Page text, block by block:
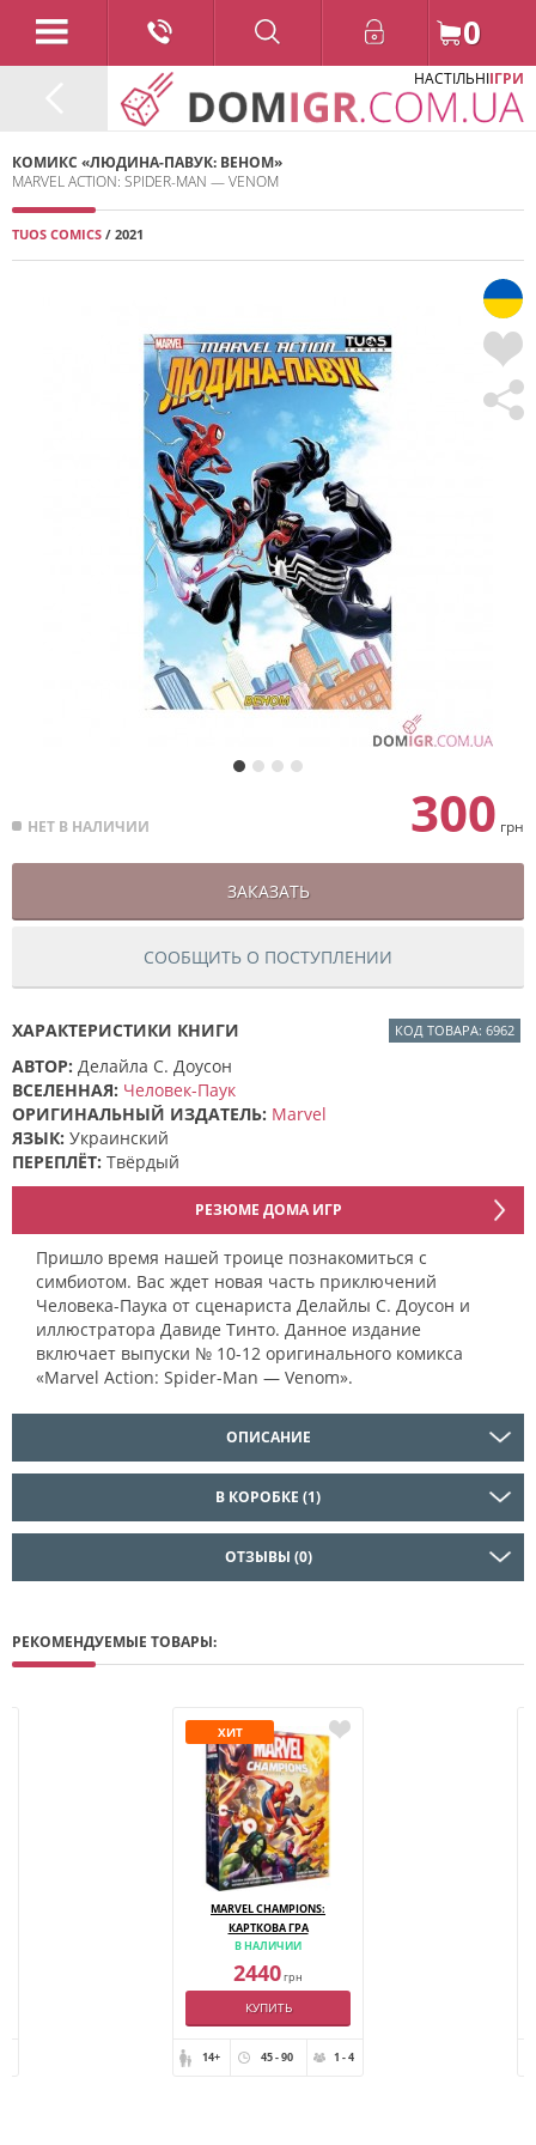
0
НАСТІЛЬНІІГРИ
КОМИКС «ЛЮДИНА-ПАВУК: ВЕНОМ»
MARVEL ACTION: SPIDER-MAN — VENOM
TUOS COMICS / 2021
НЕТ В НАЛИЧИИ 300 грн
ЗАКАЗАТЬ
СООБЩИТЬ О ПОСТУПЛЕНИИ
ХАРАКТЕРИСТИКИ КНИГИ КОД ТОВАРА: 6962
АВТОР: Делайла С. Доусон
ВСЕЛЕННАЯ: Человек-Паук
ОРИГИНАЛЬНЫЙ ИЗДАТЕЛЬ: Marvel
ЯЗЫК: Украинский
ПЕРЕПЛЁТ: Твёрдый
РЕЗЮМЕ ДОМА ИГР
Пришло время нашей троице познакомиться с
симбиотом. Вас ждет новая часть приключений
Человека-Паука от сценариста Делайлы С. Доусон и
иллюстратора Давиде Тинто. Данное издание
включает выпуски № 10-12 оригинального комикса
«Marvel Action: Spider-Man — Venom».
ОПИСАНИЕ
В КОРОБКЕ (1)
ОТЗЫВЫ (0)
РЕКОМЕНДУЕМЫЕ ТОВАРЫ:
ХИТ
MARVEL CHAMPIONS:
КАРТКОВА ГРА
В НАЛИЧИИ
2440грн
КУПИТЬ
14+ 45 - 90 1 - 4